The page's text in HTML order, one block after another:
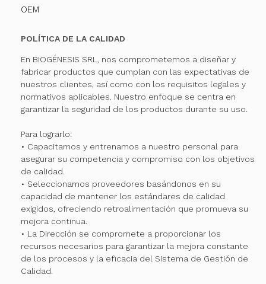
OEM
POLÍTICA DE LA CALIDAD
En BIOGÉNESIS SRL, nos comprometemos a diseñar y
fabricar productos que cumplan con las expectativas de
nuestros clientes, así como con los requisitos legales y
normativos aplicables. Nuestro enfoque se centra en
garantizar la seguridad de los productos durante su uso.
Para lograrlo:
• Capacitamos y entrenamos a nuestro personal para
asegurar su competencia y compromiso con los objetivos
de calidad.
• Seleccionamos proveedores basándonos en su
capacidad de mantener los estándares de calidad
exigidos, ofreciendo retroalimentación que promueva su
mejora continua.
• La Dirección se compromete a proporcionar los
recursos necesarios para garantizar la mejora constante
de los procesos y la eficacia del Sistema de Gestión de
Calidad.